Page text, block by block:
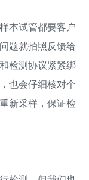
本试管都要客户
题就拍照反馈给
检测协议紧紧绑
也会仔细核对个
新采样，保证检